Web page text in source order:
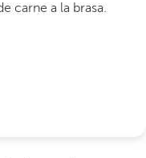
carne a la brasa.